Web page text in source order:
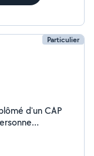
Particulier
d'un CAP